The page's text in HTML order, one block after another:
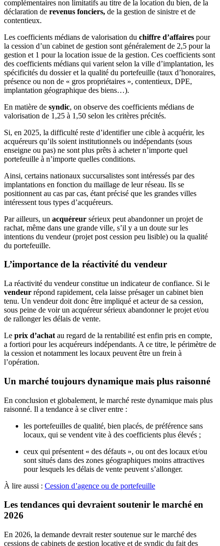
complémentaires non limitatifs au titre de la location du bien, de la
déclaration de revenus fonciers, de la gestion de sinistre et de
contentieux.
Les coefficients médians de valorisation du chiffre d’affaires pour
la cession d’un cabinet de gestion sont généralement de 2,5 pour la
gestion et 1 pour la location issue de la gestion. Ces coefficients sont
des coefficients médians qui varient selon la ville d’implantation, les
spécificités du dossier et la qualité du portefeuille (taux d’honoraires,
présence ou non de « gros propriétaires », contentieux, DPE,
implantation géographique des biens…).
En matière de syndic, on observe des coefficients médians de
valorisation de 1,25 à 1,50 selon les critères précités.
Si, en 2025, la difficulté reste d’identifier une cible à acquérir, les
acquéreurs qu’ils soient institutionnels ou indépendants (sous
enseigne ou pas) ne sont plus prêts à acheter n’importe quel
portefeuille à n’importe quelles conditions.
Ainsi, certains nationaux succursalistes sont intéressés par des
implantations en fonction du maillage de leur réseau. Ils se
positionnent au cas par cas, étant précisé que les grandes villes
intéressent tous types d’acquéreurs.
Par ailleurs, un acquéreur sérieux peut abandonner un projet de
rachat, même dans une grande ville, s’il y a un doute sur les
intentions du vendeur (projet post cession peu lisible) ou la qualité
du portefeuille.
L’importance de la réactivité du vendeur
La réactivité du vendeur constitue un indicateur de confiance. Si le
vendeur répond rapidement, cela laisse présager un cabinet bien
tenu. Un vendeur doit donc être impliqué et acteur de sa cession,
sous peine de voir un acquéreur sérieux abandonner le projet et/ou
de rallonger les délais de vente.
Le prix d’achat au regard de la rentabilité est enfin pris en compte,
a fortiori pour les acquéreurs indépendants. A ce titre, le périmètre de
la cession et notamment les locaux peuvent être un frein à
l’opération.
Un marché toujours dynamique mais plus raisonné
En conclusion et globalement, le marché reste dynamique mais plus
raisonné. Il a tendance à se cliver entre :
les portefeuilles de qualité, bien placés, de préférence sans
locaux, qui se vendent vite à des coefficients plus élevés ;
ceux qui présentent « des défauts », ou ont des locaux et/ou
sont situés dans des zones géographiques moins attractives
pour lesquels les délais de vente peuvent s’allonger.
À lire aussi : Cession d’agence ou de portefeuille
Les tendances qui devraient soutenir le marché en
2026
En 2026, la demande devrait rester soutenue sur le marché des
cessions de cabinets de gestion locative et de syndic du fait des